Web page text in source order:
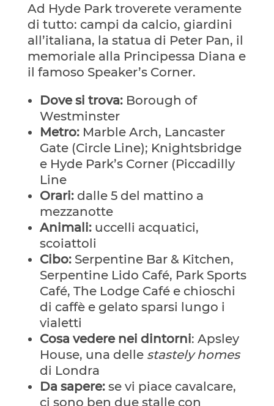
Ad Hyde Park troverete veramente
di tutto: campi da calcio, giardini
all’italiana, la statua di Peter Pan, il
memoriale alla Principessa Diana e
il famoso Speaker’s Corner.
Dove si trova: Borough of
Westminster
Metro: Marble Arch, Lancaster
Gate (Circle Line); Knightsbridge
e Hyde Park’s Corner (Piccadilly
Line
Orari: dalle 5 del mattino a
mezzanotte
Animali: uccelli acquatici,
scoiattoli
Cibo: Serpentine Bar & Kitchen,
Serpentine Lido Café, Park Sports
Café, The Lodge Café e chioschi
di caffè e gelato sparsi lungo i
vialetti
Cosa vedere nei dintorni: Apsley
House, una delle stastely homes
di Londra
Da sapere: se vi piace cavalcare,
ci sono ben due stalle con